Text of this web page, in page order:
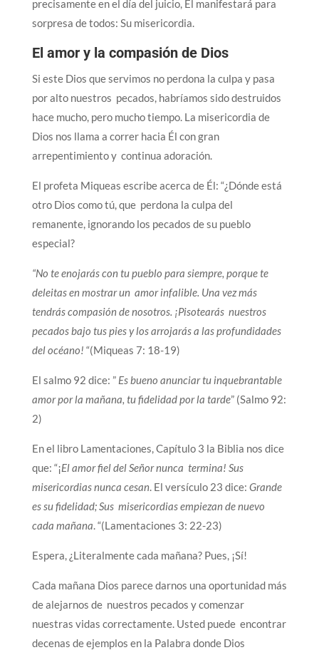
precisamente en el día del juicio, Él manifestará para
sorpresa de todos: Su misericordia.
El amor y la compasión de Dios
Si este Dios que servimos no perdona la culpa y pasa
por alto nuestros pecados, habríamos sido destruidos
hace mucho, pero mucho tiempo. La misericordia de
Dios nos llama a correr hacia Él con gran
arrepentimiento y continua adoración.
El profeta Miqueas escribe acerca de Él: “¿Dónde está
otro Dios como tú, que perdona la culpa del
remanente, ignorando los pecados de su pueblo
especial?
“No te enojarás con tu pueblo para siempre, porque te
deleitas en mostrar un amor infalible. Una vez más
tendrás compasión de nosotros. ¡Pisotearás nuestros
pecados bajo tus pies y los arrojarás a las profundidades
del océano! “(Miqueas 7: 18-19)
El salmo 92 dice: ” Es bueno anunciar tu inquebrantable
amor por la mañana, tu fidelidad por la tarde” (Salmo 92:
2)
En el libro Lamentaciones, Capítulo 3 la Biblia nos dice
que: “¡El amor fiel del Señor nunca termina! Sus
misericordias nunca cesan. El versículo 23 dice: Grande
es su fidelidad; Sus misericordias empiezan de nuevo
cada mañana. “(Lamentaciones 3: 22-23)
Espera, ¿Literalmente cada mañana? Pues, ¡Sí!
Cada mañana Dios parece darnos una oportunidad más
de alejarnos de nuestros pecados y comenzar
nuestras vidas correctamente. Usted puede encontrar
decenas de ejemplos en la Palabra donde Dios